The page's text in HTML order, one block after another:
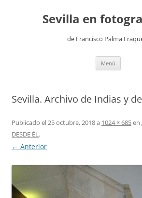
contenidoSevilla en
de Francisco Palma
Menú
Sevilla. Archivo de Indias y
Publicado el25 octubre, 2018a 1024 × 685en
DESDE ÉL.
← Anterior